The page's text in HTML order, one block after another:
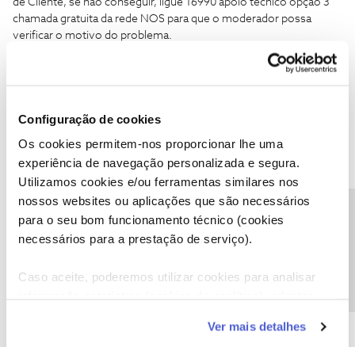
Configuração de cookies
Os cookies permitem-nos proporcionar lhe uma
experiência de navegação personalizada e segura.
Utilizamos cookies e/ou ferramentas similares nos
nossos websites ou aplicações que são necessários
para o seu bom funcionamento técnico (cookies
necessários para a prestação de serviço).
Caso aceite, poderemos utilizar cookies para analisar
funcionalidades (cookies de personalização e
Ver mais detalhes
de Cliente, se não conseguir, ligue 16990 apoio técnico opção 3
chamada gratuita da rede NOS para que o moderador possa
verificar o motivo do problema.
Ana P. Forum|Forum|5 years ago
Olá@Celia Maria dos Santose@Jose Rodrigues,
Pedimos desculpa pela demora.
@Celia Maria dos Santos, o@Jose Rodriguesdeu uma boa ajuda!